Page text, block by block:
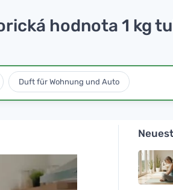
hodnota 1 kg
Duft für Wohnung und Auto